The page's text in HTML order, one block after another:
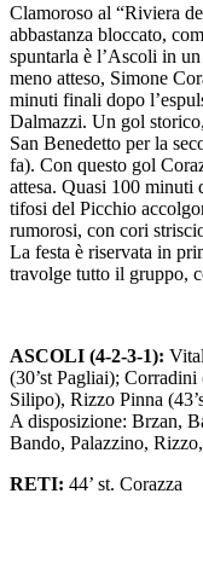
Clamoroso al “Riviera
abbastanza bloccato,
spuntarla è l’Ascoli in
meno atteso, Simone
minuti finali dopo
Dalmazzi. Un gol
San Benedetto per la
fa). Con questo gol
attesa. Quasi 100 minuti
tifosi del Picchio
rumorosi, con cori
La festa è riservata in
travolge tutto il gruppo,
ASCOLI (4-2-3-1):
(30’st Pagliai);
Silipo), Rizzo Pinna
A disposizione: Brzan,
Bando, Palazzino,
RETI: 44’ st. Corazza